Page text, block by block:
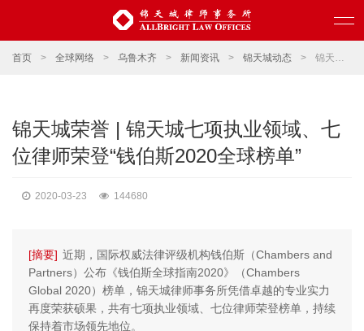
首页 > 全球网络 > 乌鲁木齐 > 新闻资讯 > 锦天城动态 > 锦天城荣誉 | 锦天城七项执业领域、七位律师荣登“钱伯斯2020全球榜单”
锦天城荣誉 | 锦天城七项执业领域、七
位律师荣登“钱伯斯2020全球榜单”
2020-03-23 144680
[摘要] 近期，国际权威法律评级机构钱伯斯（Chambers and
Partners）公布《钱伯斯全球指南2020》（Chambers
Global 2020）榜单，锦天城律师事务所凭借卓越的专业实力
再度荣获硕果，共有七项执业领域、七位律师荣登榜单，持续
保持着市场领先地位。